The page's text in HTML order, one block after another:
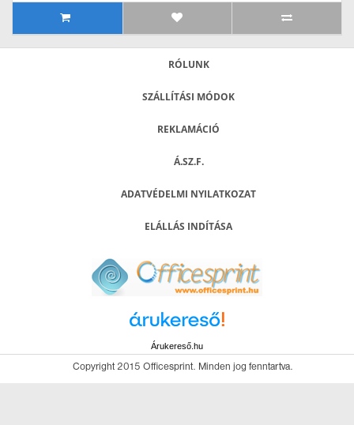
RÓLUNK
SZÁLLÍTÁSI MÓDOK
REKLAMÁCIÓ
Á.SZ.F.
ADATVÉDELMI NYILATKOZAT
ELÁLLÁS INDÍTÁSA
Árukereső.hu
Copyright 2015 Officesprint. Minden jog fenntartva.